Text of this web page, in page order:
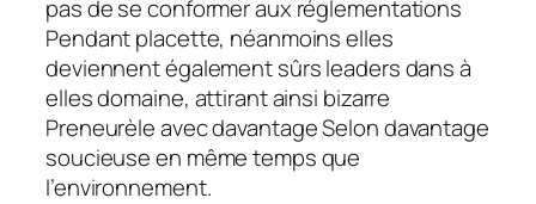
pas de se conformer aux réglementations
Pendant placette, néanmoins elles
deviennent également sûrs leaders dans à
elles domaine, attirant ainsi bizarre
Preneurèle avec davantage Selon davantage
soucieuse en même temps que
l’environnement.